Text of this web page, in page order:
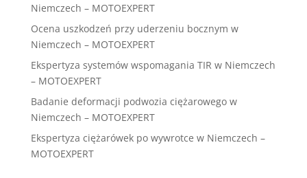
Niemczech – MOTOEXPERT
Ocena uszkodzeń przy uderzeniu bocznym w
Niemczech – MOTOEXPERT
Ekspertyza systemów wspomagania TIR w Niemczech
– MOTOEXPERT
Badanie deformacji podwozia ciężarowego w
Niemczech – MOTOEXPERT
Ekspertyza ciężarówek po wywrotce w Niemczech –
MOTOEXPERT